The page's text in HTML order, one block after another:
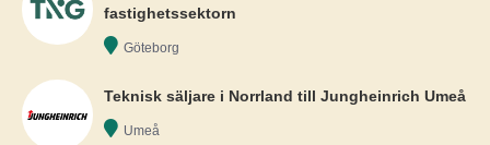
fastighetssektorn
Göteborg
Teknisk säljare i Norrland till Jungheinrich Umeå
Umeå